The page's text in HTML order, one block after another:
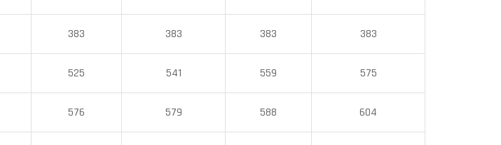
383 383 383 383
525 541 559 575
576 579 588 604